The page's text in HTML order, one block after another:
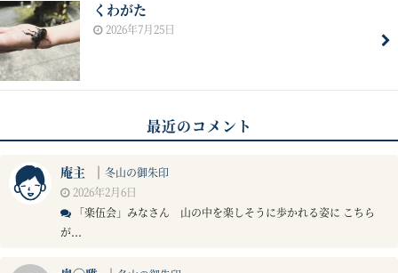
くわがた
2026年7月25日
最近のコメント
庵主 ｜ 冬山の御朱印
2026年2月6日
「楽伍会」みなさん 山の中を楽しそうに歩かれる姿に こちら
が...